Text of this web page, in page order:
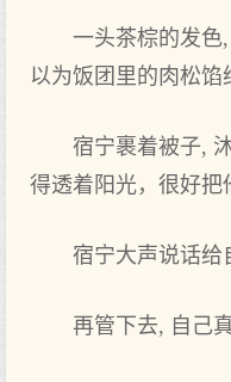
一头茶棕的‌发色
以为饭团里的‌肉松馅
宿宁裹着被子,
得‌透着阳光，很好把
宿宁大声说话给
再管下‌去, 自己